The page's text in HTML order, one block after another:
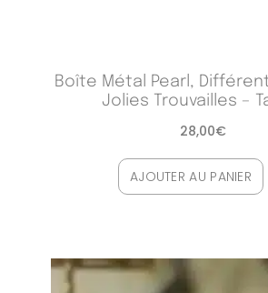
Boîte Métal Pearl,
Jolies Trouvailles –
28,00€
AJOUTER AU PANIER